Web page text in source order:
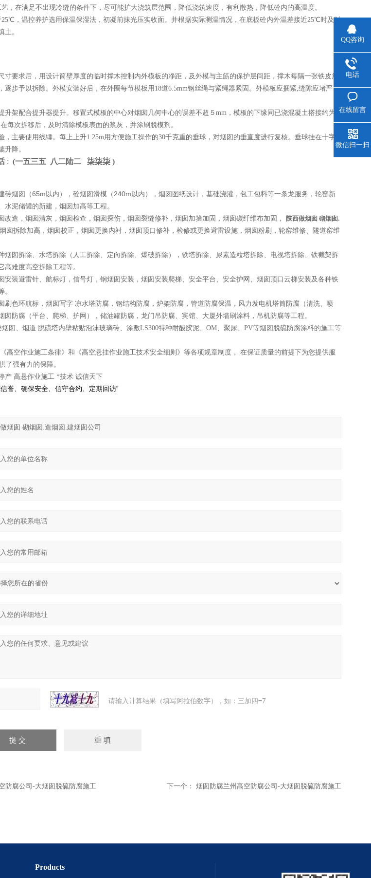
在满足不出现冷缝的条件下，尽可能扩大浇筑层范围，降低浇筑速度，有利散热，降低砼内的高温度。
，温控养护选用保温保湿法，初凝前抹光压实收面。并根据实际测温情况，在底板砼内外温差接近25℃时及时
土。
求后，用设计筒壁厚度的临时撑木控制内外模板的净距，及外模与主筋的保护层间距，撑木每隔一张铁皮放
逐步予以拆除。外模安装好后，在外圈每节模板用18道6.5mm钢丝绳与紧绳器紧固。外模板应捆紧,缝隙应堵严，
架配合提升器提升。移置式模板的中心对烟囱几何中心的误差不超５mm，模板的下缘同已浇混凝土搭接约为
每次拆移后，及时清除模板表面的浆灰，并涂刷脱模剂。
要使用线锤。每上上升1.25m用方便施工操作的30千克重的垂球，对烟囱的垂直度进行复核。垂球挂在十字
升降。
: (一五三五 八二陆二 柒柒柒 )
砖烟囱（65m以内），砼烟囱滑模（240m以内），烟囱图纸设计，基础浇灌，包工包料等一条龙服务，轮窑新
泥储罐的新建，烟囱加高等工程。
造，烟囱清灰，烟囱检查，烟囱探伤，烟囱裂缝修补，烟囱加箍加固，烟囱碳纤维布加固， 陕西做烟囱 砌烟囱.
烟囱拆除加高，烟囱校正，烟囱更换内衬，烟囱顶口修补，检修或更换避雷设施，烟囱粉刷，轮窑维修、隧道窑维
囱拆除、水塔拆除（人工拆除、定向拆除、爆破拆除），铁塔拆除、尿素造粒塔拆除、电视塔拆除、铁截架拆
高难度高空拆除工程等。
装避雷针、航标灯，信号灯，钢烟囱安装，烟囱安装爬梯、安全平台、安全护网、烟囱顶口云梯安装及各种铁
。
色环航标，烟囱写字 凉水塔防腐，钢结构防腐，炉架防腐，管道防腐保温，风力发电机塔筒防腐（清洗、喷
囱防腐（平台、爬梯、护网），储油罐防腐，龙门吊防腐、宾馆、大厦外墙刷涂料，吊机防腐等工程。
囱、烟道 脱硫塔内壁粘贴泡沫玻璃砖、涂敷LS300特种耐酸胶泥、OM、聚尿、PV等烟囱脱硫防腐涂料的施工等
高空作业施工条律》和《高空悬挂作业施工技术安全细则》等各项规章制度， 在保证质量的前提下为您提供服
了强有力的保障。
产 高悬作业施工 *技术 诚信天下
誉、确保安全、信守合约、定期回访”
请输入计算结果（填写阿拉伯数字），如：三加四=7
防腐公司-大烟囱脱硫防腐施工 下一个： 烟囱防腐兰州高空防腐公司-大烟囱脱硫防腐施工
Products
QQ咨询
电话
在线留言
微信扫一扫